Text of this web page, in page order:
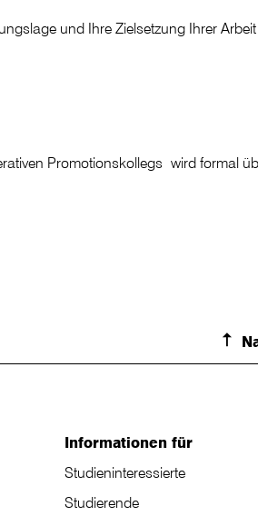
und Ihre Zielsetzung Ihrer
Promotionskollegs wird formal
Informationen für
Studieninteressierte
Studierende